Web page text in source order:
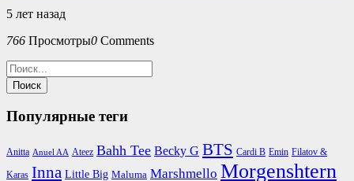
5 лет назад
766 Просмотры0 Comments
Популярные теги
Anitta Anuel AA Ateez Bahh Tee Becky G BTS Cardi B Emin Filatov &
Karas Inna Little Big Maluma Marshmello Morgenshtern